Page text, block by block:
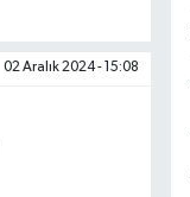
02 Aralık 2024 - 15:08